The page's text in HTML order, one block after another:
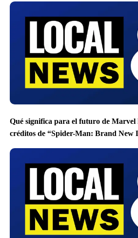
Qué significa para el futuro de Marvel
créditos de “Spider-Man: Brand New